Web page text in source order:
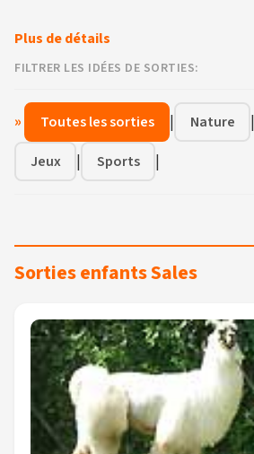
Plus de détails
FILTRER LES IDÉES DE SORTIES:
» Toutes les sorties | Nature |
Jeux | Sports |
Sorties enfants Sales